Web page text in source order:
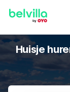
Huisje